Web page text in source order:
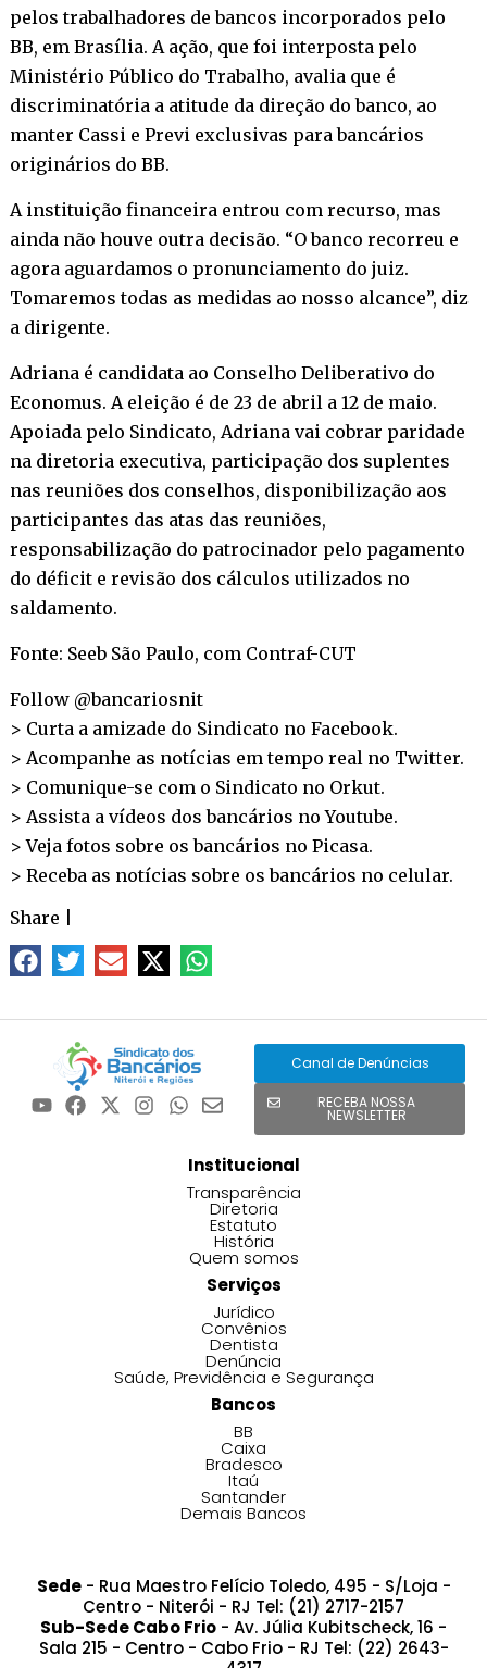
pelos trabalhadores de bancos incorporados pelo
BB, em Brasília. A ação, que foi interposta pelo
Ministério Público do Trabalho, avalia que é
discriminatória a atitude da direção do banco, ao
manter Cassi e Previ exclusivas para bancários
originários do BB.
A instituição financeira entrou com recurso, mas
ainda não houve outra decisão. “O banco recorreu e
agora aguardamos o pronunciamento do juiz.
Tomaremos todas as medidas ao nosso alcance”, diz
a dirigente.
Adriana é candidata ao Conselho Deliberativo do
Economus. A eleição é de 23 de abril a 12 de maio.
Apoiada pelo Sindicato, Adriana vai cobrar paridade
na diretoria executiva, participação dos suplentes
nas reuniões dos conselhos, disponibilização aos
participantes das atas das reuniões,
responsabilização do patrocinador pelo pagamento
do déficit e revisão dos cálculos utilizados no
saldamento.
Fonte: Seeb São Paulo, com Contraf-CUT
Follow @bancariosnit
> Curta a amizade do Sindicato no Facebook.
> Acompanhe as notícias em tempo real no Twitter.
> Comunique-se com o Sindicato no Orkut.
> Assista a vídeos dos bancários noYoutube.
> Veja fotos sobre os bancários no Picasa.
> Receba as notícias sobre os bancários no celular.
Share
Canal de Denúncias
RECEBA NOSSA
NEWSLETTER
Institucional
Transparência
Diretoria
Estatuto
História
Quem somos
Serviços
Jurídico
Convênios
Dentista
Denúncia
Saúde, Previdência e Segurança
Bancos
BB
Caixa
Bradesco
Itaú
Santander
Demais Bancos
Sede- Rua Maestro Felício Toledo, 495 - S/Loja -
Centro - Niterói - RJ Tel: (21) 2717-2157
Sub-Sede Cabo Frio - Av. Júlia Kubitscheck, 16 -
Sala 215 - Centro - Cabo Frio - RJ Tel: (22) 2643-